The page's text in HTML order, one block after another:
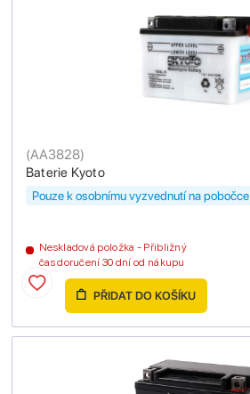
Baterie Kyoto
(AA3828)
Neskladová položka - Přibližný
čas doručení 30 dní od nákupu
Pouze k osobnímu vyzvednutí na pobočce
PŘIDAT DO KOŠÍKU